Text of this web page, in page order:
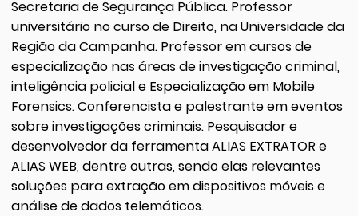
Secretaria de Segurança Pública. Professor
universitário no curso de Direito, na Universidade da
Região da Campanha. Professor em cursos de
especialização nas áreas de investigação criminal,
inteligência policial e Especialização em Mobile
Forensics. Conferencista e palestrante em eventos
sobre investigações criminais. Pesquisador e
desenvolvedor da ferramenta ALIAS EXTRATOR e
ALIAS WEB, dentre outras, sendo elas relevantes
soluções para extração em dispositivos móveis e
análise de dados telemáticos.